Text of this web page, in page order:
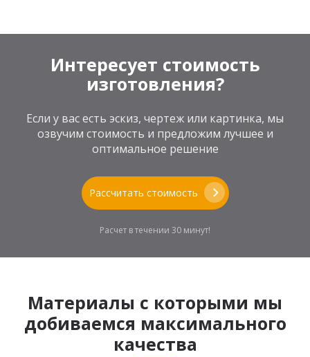
Интересует стоимость
изготовления?
Если у вас есть эскиз, чертеж или картинка, мы
озвучим стоимость и предложим лучшее и
оптимальное решение
Рассчитать стоимость
Расчет в течении 30 минут!
Материалы с которыми мы
добиваемся максимального
качества